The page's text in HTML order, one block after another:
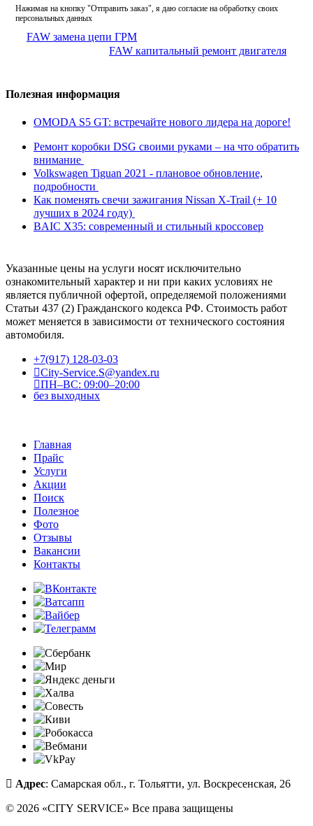
Нажимая на кнопку "Отправить заказ", я даю согласие на обработку своих
персональных данных
FAW замена цепи ГРМ
FAW капитальный ремонт двигателя
Полезная информация
OMODA S5 GT: встречайте нового лидера на дороге!
Ремонт коробки DSG своими руками – на что обратить
внимание
Volkswagen Tiguan 2021 - плановое обновление,
подробности
Как поменять свечи зажигания Nissan X-Trail (+ 10
лучших в 2024 году)
BAIC X35: современный и стильный кроссовер
Указанные цены на услуги носят исключительно
ознакомительный характер и ни при каких условиях не
является публичной офертой, определяемой положениями
Статьи 437 (2) Гражданского кодекса РФ. Стоимость работ
может меняется в зависимости от технического состояния
автомобиля.
+7(917) 128-03-03
City-Service.S@yandex.ru
ПН–ВС: 09:00–20:00
без выходных
Главная
Прайс
Услуги
Акции
Поиск
Полезное
Фото
Отзывы
Вакансии
Контакты
Адрес: Самарская обл., г. Тольятти, ул. Воскресенская, 26
© 2026 «CITY SERVICE» Все права защищены